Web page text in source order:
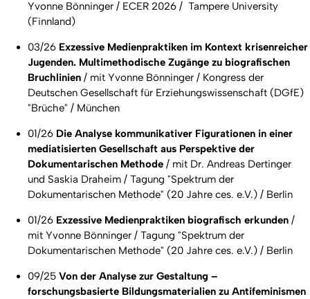
Yvonne Bönninger / ECER 2026 / Tampere University
(Finnland)
03/26 Exzessive Medienpraktiken im Kontext krisenreicher
Jugenden. Multimethodische Zugänge zu biografischen
Bruchlinien / mit Yvonne Bönninger / Kongress der
Deutschen Gesellschaft für Erziehungswissenschaft (DGfE)
"Brüche" / München
01/26 Die Analyse kommunikativer Figurationen in einer
mediatisierten Gesellschaft aus Perspektive der
Dokumentarischen Methode / mit Dr. Andreas Dertinger
und Saskia Draheim / Tagung "Spektrum der
Dokumentarischen Methode" (20 Jahre ces. e.V.) / Berlin
01/26 Exzessive Medienpraktiken biografisch erkunden /
mit Yvonne Bönninger / Tagung "Spektrum der
Dokumentarischen Methode" (20 Jahre ces. e.V.) / Berlin
09/25 Von der Analyse zur Gestaltung –
forschungsbasierte Bildungsmaterialien zu Antifeminismen